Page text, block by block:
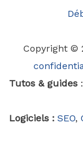
Copyright ©
Tutos & guides :
Logiciels : SEO,